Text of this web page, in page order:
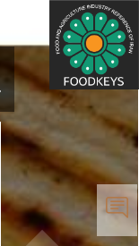
×
معرفی